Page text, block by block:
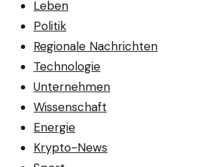
Leben
Politik
Regionale Nachrichten
Technologie
Unternehmen
Wissenschaft
Energie
Krypto-News